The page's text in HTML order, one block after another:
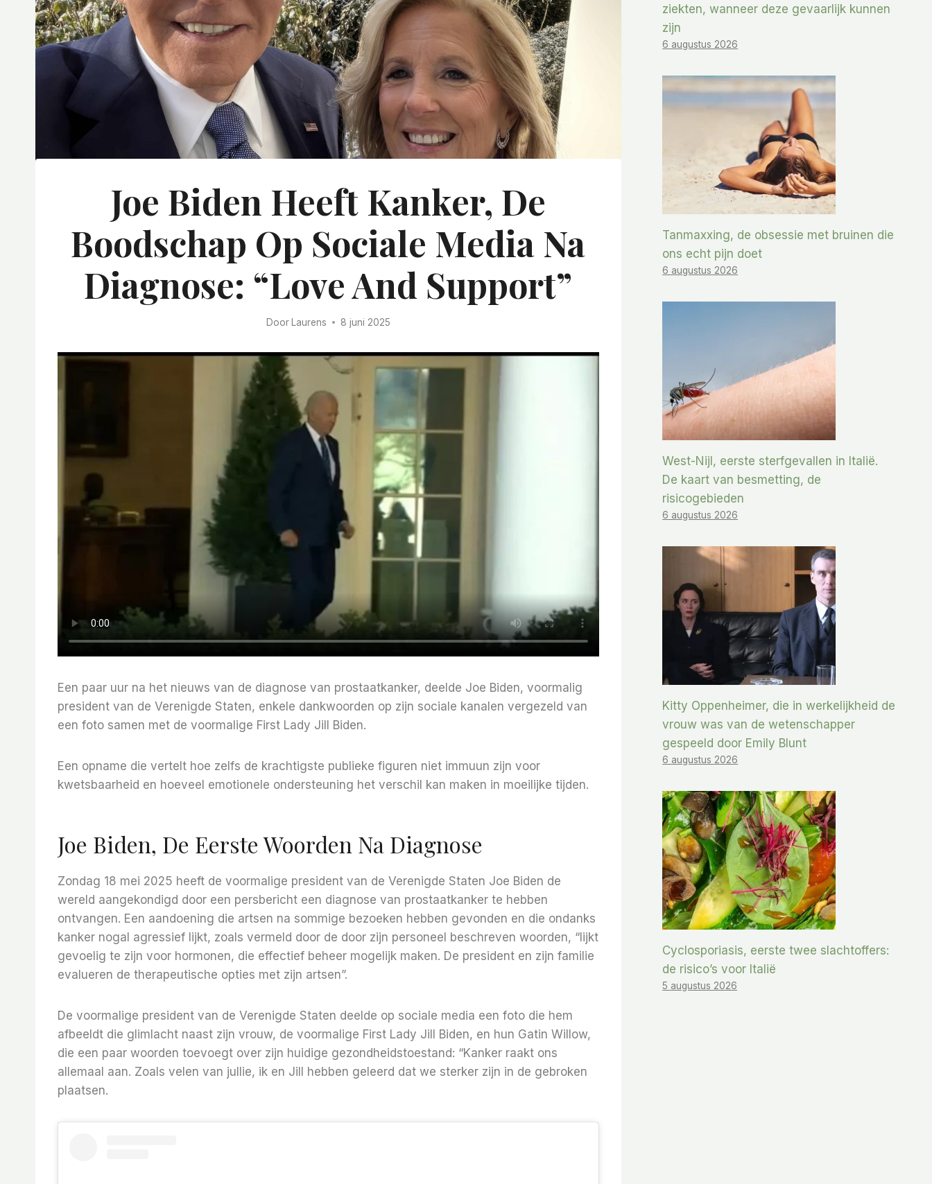
Joe Biden Heeft Kanker, De
Boodschap Op Sociale Media Na
Diagnose: “Love And Support”
Door Laurens 8 juni 2025
Een paar uur na het nieuws van de diagnose van prostaatkanker, deelde Joe Biden, voormalig
president van de Verenigde Staten, enkele dankwoorden op zijn sociale kanalen vergezeld van
een foto samen met de voormalige First Lady Jill Biden.
Een opname die vertelt hoe zelfs de krachtigste publieke figuren niet immuun zijn voor
kwetsbaarheid en hoeveel emotionele ondersteuning het verschil kan maken in moeilijke tijden.
Joe Biden, De Eerste Woorden Na Diagnose
Zondag 18 mei 2025 heeft de voormalige president van de Verenigde Staten Joe Biden de
wereld aangekondigd door een persbericht een diagnose van prostaatkanker te hebben
ontvangen. Een aandoening die artsen na sommige bezoeken hebben gevonden en die ondanks
kanker nogal agressief lijkt, zoals vermeld door de door zijn personeel beschreven woorden, “lijkt
gevoelig te zijn voor hormonen, die effectief beheer mogelijk maken. De president en zijn familie
evalueren de therapeutische opties met zijn artsen”.
De voormalige president van de Verenigde Staten deelde op sociale media een foto die hem
afbeeldt die glimlacht naast zijn vrouw, de voormalige First Lady Jill Biden, en hun Gatin Willow,
die een paar woorden toevoegt over zijn huidige gezondheidstoestand: “Kanker raakt ons
allemaal aan. Zoals velen van jullie, ik en Jill hebben geleerd dat we sterker zijn in de gebroken
plaatsen.
ziekten, wanneer deze gevaarlijk kunnen
zijn
6 augustus 2026
Tanmaxxing, de obsessie met bruinen die
ons echt pijn doet
6 augustus 2026
West-Nijl, eerste sterfgevallen in Italië.
De kaart van besmetting, de
risicogebieden
6 augustus 2026
Kitty Oppenheimer, die in werkelijkheid de
vrouw was van de wetenschapper
gespeeld door Emily Blunt
6 augustus 2026
Cyclosporiasis, eerste twee slachtoffers:
de risico’s voor Italië
5 augustus 2026